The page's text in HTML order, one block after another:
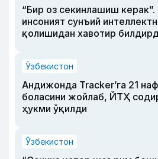
“Бир оз секинлашиш
инсоният сунъий
қолишидан хавотир
Ўзбекистон
Андижонда Tracker’га 21
боласини жойлаб, ЙТҲ
ҳукми ўқилди
Ўзбекистон